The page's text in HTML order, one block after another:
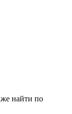
найти по